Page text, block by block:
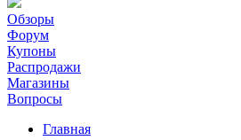
Обзоры
Форум
Купоны
Распродажи
Магазины
Вопросы
Главная